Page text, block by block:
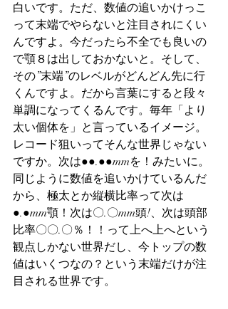
白いです。ただ、数値の追いかけっこ
って末端でやらないと注目されにくい
んですよ。今だったら不全でも良いの
で顎８は出しておかないと。そして、
その”末端”のレベルがどんどん先に行
くんですよ。だから言葉にすると段々
単調になってくるんです。毎年「より
太い個体を」と言っているイメージ。
レコード狙いってそんな世界じゃない
ですか。次は●●.●●mmを！みたいに。
同じように数値を追いかけているんだ
から、極太とか縦横比率って次は
●.●mm顎！次は〇.〇mm頭!、次は頭部
比率〇〇.〇％！！って上へ上へという
観点しかない世界だし、今トップの数
値はいくつなの？という末端だけが注
目される世界です。